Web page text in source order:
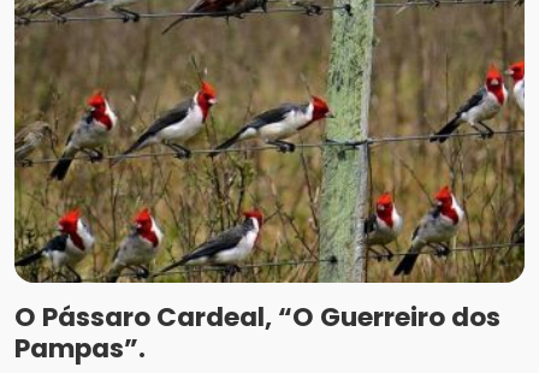
O Pássaro Cardeal, “O Guerreiro dos
Pampas”.